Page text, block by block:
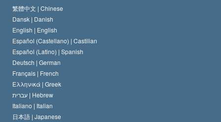
A Szcientológia Egyház hitvallása
A Szcientológus kódex
David Miscavige
Nemzetközi emberi jogi standardok
Nyilatkozat a vallásról
繁體中文 | Chinese
Dansk | Danish
English | English
Español (Castellano) | Castilian
Español (Latino) | Spanish
Deutsch | German
Français | French
Ελληνικά | Greek
עברית | Hebrew
Italiano | Italian
日本語 | Japanese